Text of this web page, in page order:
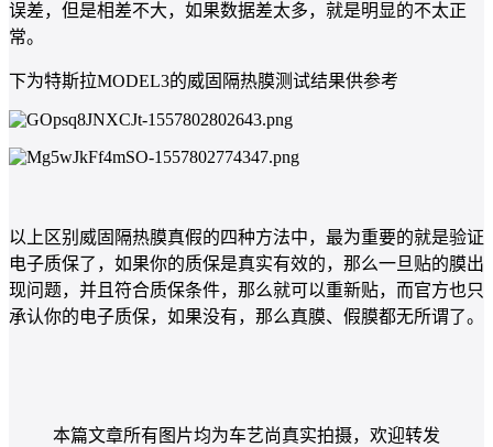
误差，但是相差不大，如果数据差太多，就是明显的不太正
常。
下为特斯拉MODEL3的威固隔热膜测试结果供参考
以上区别威固隔热膜真假的四种方法中，最为重要的就是验证
电子质保了，如果你的质保是真实有效的，那么一旦贴的膜出
现问题，并且符合质保条件，那么就可以重新贴，而官方也只
承认你的电子质保，如果没有，那么真膜、假膜都无所谓了。
本篇文章所有图片均为车艺尚真实拍摄，欢迎转发